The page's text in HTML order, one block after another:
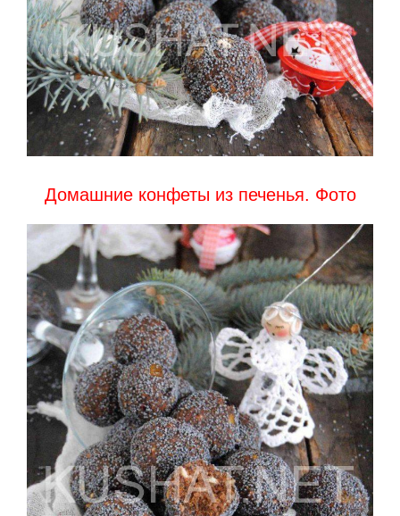
Домашние конфеты из печенья. Фото